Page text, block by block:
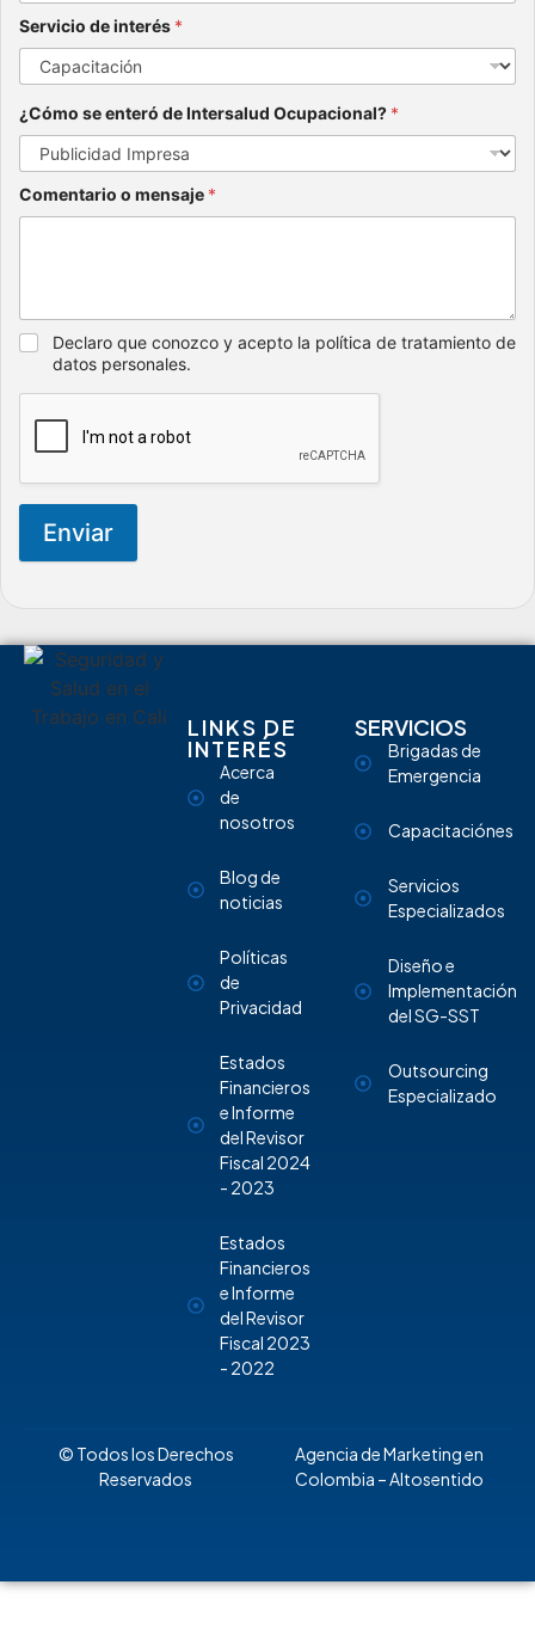
Servicio de interés *
¿Cómo se enteró de Intersalud Ocupacional? *
Comentario o mensaje *
Declaro que conozco y acepto la política de tratamiento de
datos personales.
Enviar
LINKS DE
INTERÉS
Acerca
de
nosotros
Blog de
noticias
Políticas
de
Privacidad
Estados
Financieros
e Informe
del Revisor
Fiscal 2024
- 2023
Estados
Financieros
e Informe
del Revisor
Fiscal 2023
- 2022
SERVICIOS
Brigadas de
Emergencia
Capacitaciónes
Servicios
Especializados
Diseño e
Implementación
del SG-SST
Outsourcing
Especializado
© Todos los Derechos
Reservados
Agencia de Marketing en
Colombia – Altosentido